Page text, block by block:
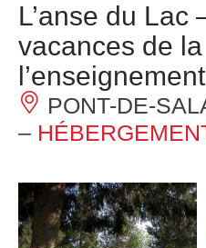
L’anse du Lac
vacances de
PONT-DE-
–